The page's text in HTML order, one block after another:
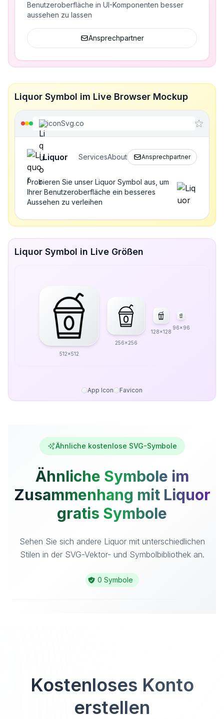
Benutzeroberfläche in UI-Komponenten besser
aussehen zu lassen
Ansprechpartner
Liquor Symbol im Live Browser Mockup
iconSvg.co
Liquor ServicesAbout Ansprechpartner
Probieren Sie unser Liquor Symbol aus, um
Ihrer Benutzeroberfläche ein besseres
Aussehen zu verleihen
Liquor Symbol in Live Größen
512x512
256x256
128x128
96x96
App Icon Favicon
Ähnliche kostenlose SVG-Symbole
Ähnliche Symbole im
Zusammenhang mit Liquor
gratis Symbole
Sehen Sie sich andere Liquor mit unterschiedlichen
Stilen in der SVG-Vektor- und Symbolbibliothek an.
0 Symbole
Kostenloses Konto
erstellen